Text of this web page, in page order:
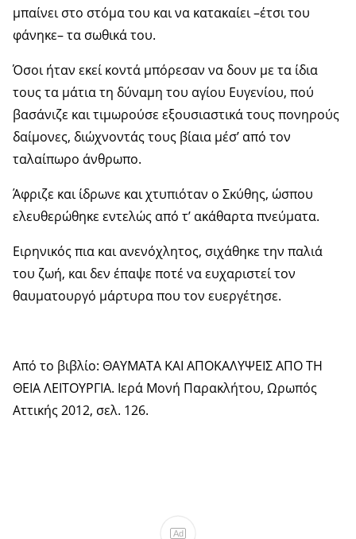
μπαίνει στο στόμα του και να κατακαίει –έτσι του
φάνηκε– τα σωθικά του.
Όσοι ήταν εκεί κοντά μπόρεσαν να δουν με τα ίδια
τους τα μάτια τη δύναμη του αγίου Ευγενίου, πού
βασάνιζε και τιμωρούσε εξουσιαστικά τους πονηρούς
δαίμονες, διώχνοντάς τους βίαια μέσ’ από τον
ταλαίπωρο άνθρωπο.
Άφριζε και ίδρωνε και χτυπιόταν ο Σκύθης, ώσπου
ελευθερώθηκε εντελώς από τ’ ακάθαρτα πνεύματα.
Ειρηνικός πια και ανενόχλητος, σιχάθηκε την παλιά
του ζωή, και δεν έπαψε ποτέ να ευχαριστεί τον
θαυματουργό μάρτυρα που τον ευεργέτησε.
Από το βιβλίο: ΘΑΥΜΑΤΑ ΚΑΙ ΑΠΟΚΑΛΥΨΕΙΣ ΑΠΟ ΤΗ
ΘΕΙΑ ΛΕΙΤΟΥΡΓΙΑ. Ιερά Μονή Παρακλήτου, Ωρωπός
Αττικής 2012, σελ. 126.
Ad